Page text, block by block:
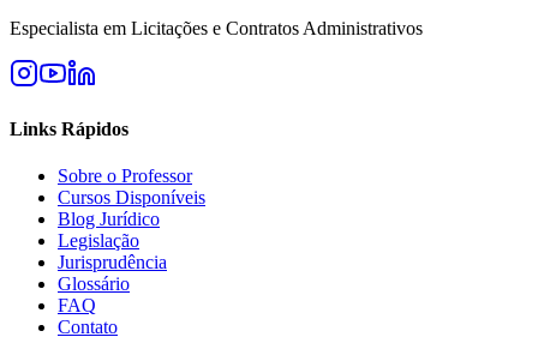
Especialista em Licitações e Contratos Administrativos
Links Rápidos
Sobre o Professor
Cursos Disponíveis
Blog Jurídico
Legislação
Jurisprudência
Glossário
FAQ
Contato